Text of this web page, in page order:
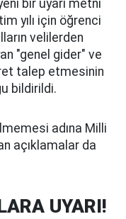
bir uyarı metni
yılı için öğrenci
velilerden
"genel gider" ve
talep etmesinin
bildirildi.
adına Milli
açıklamalar da
UYARI!